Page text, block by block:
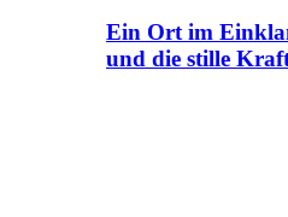
Ein Ort im
und die stille